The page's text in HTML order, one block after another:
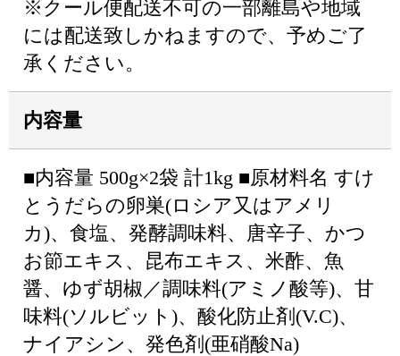
※クール便配送不可の一部離島や地域
には配送致しかねますので、予めご了
承ください。
内容量
■内容量 500g×2袋 計1kg ■原材料名 すけ
とうだらの卵巣(ロシア又はアメリ
カ)、食塩、発酵調味料、唐辛子、かつ
お節エキス、昆布エキス、米酢、魚
醤、ゆず胡椒／調味料(アミノ酸等)、甘
味料(ソルビット)、酸化防止剤(V.C)、
ナイアシン、発色剤(亜硝酸Na)